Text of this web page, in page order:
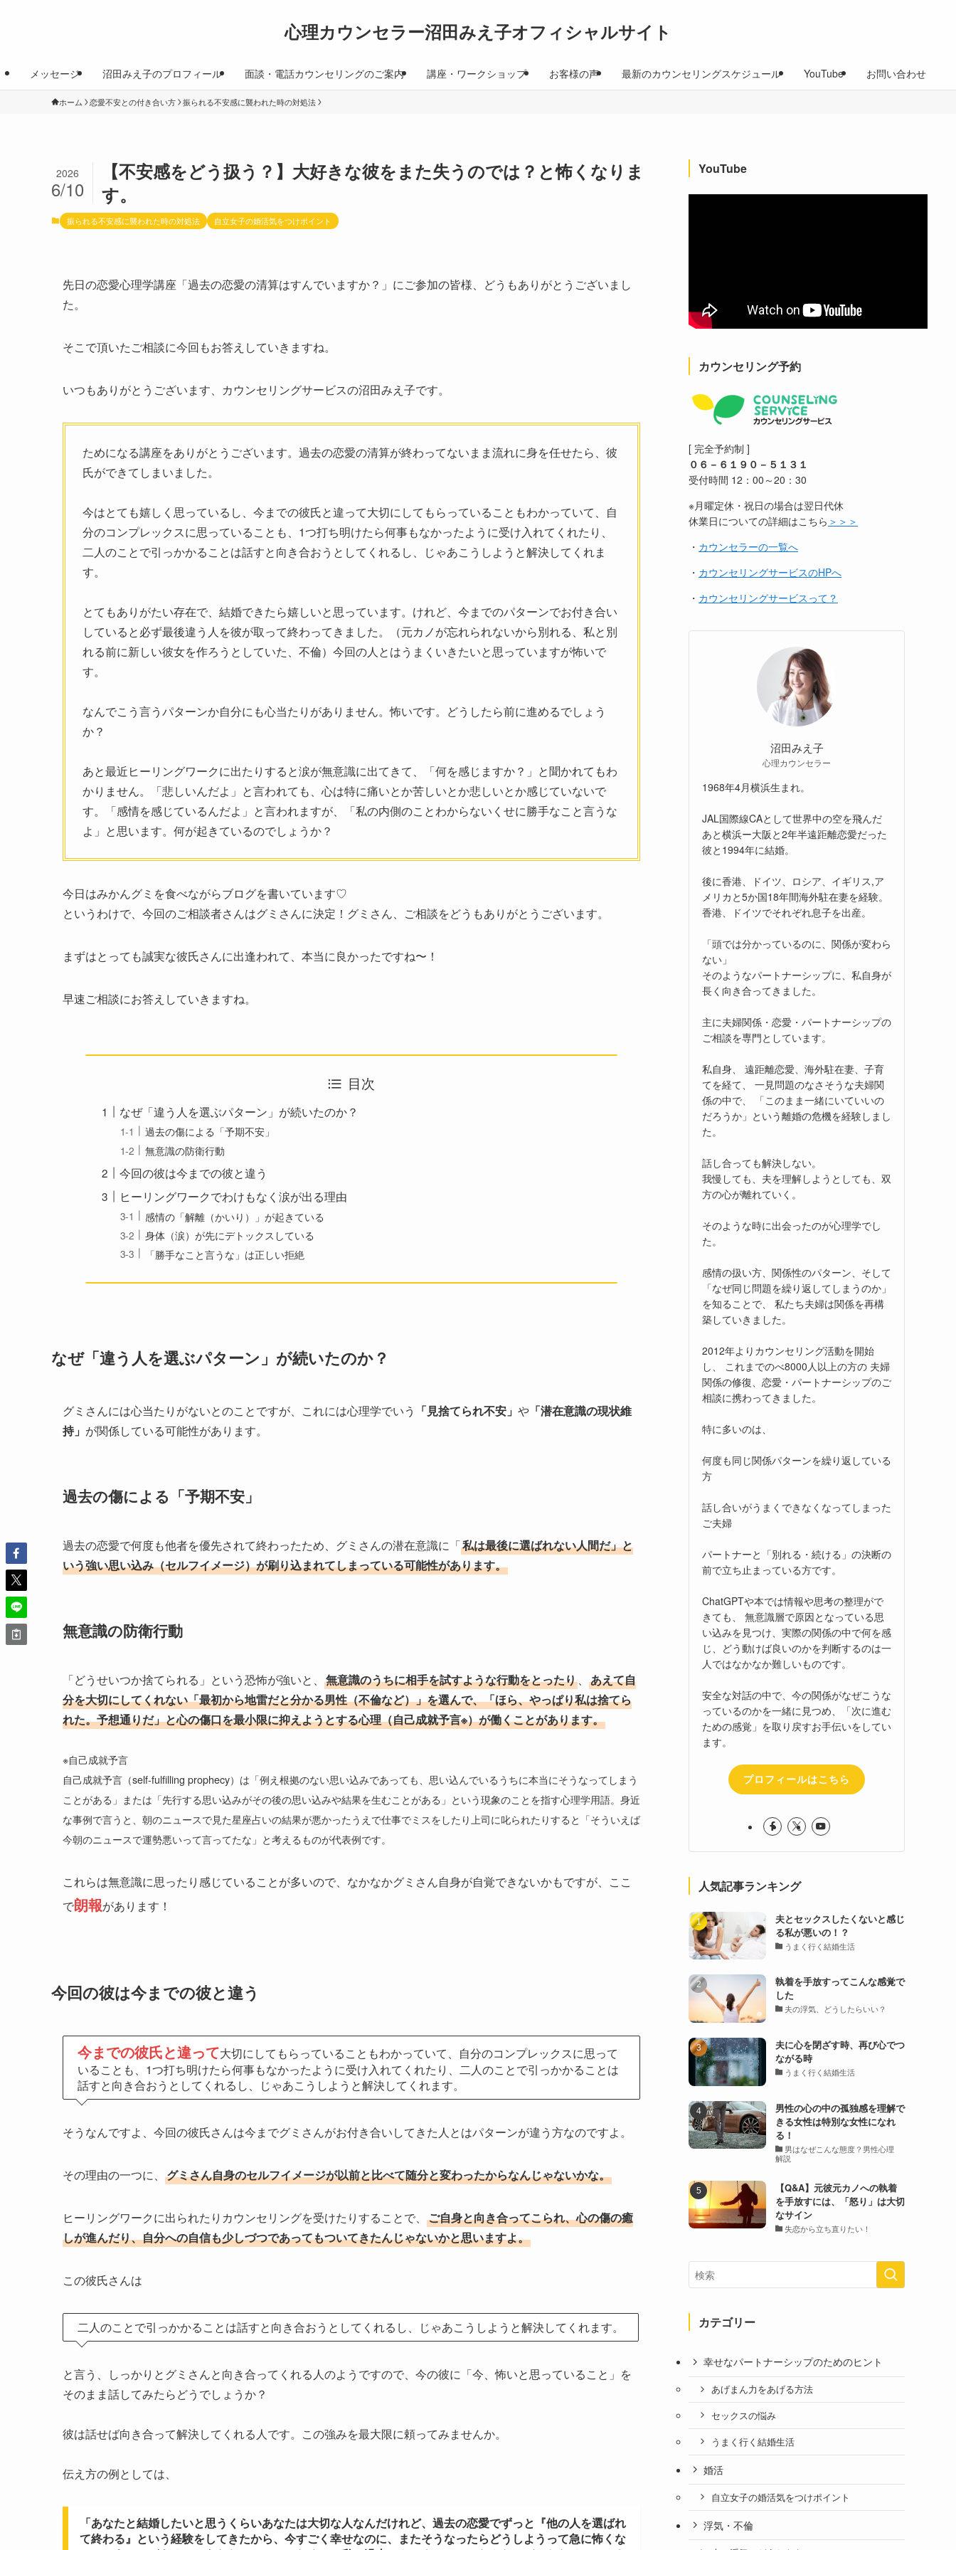
心理カウンセラー沼田みえ子オフィシャルサイト
メッセージ 沼田みえ子のプロフィール 面談・電話カウンセリングのご案内 講座・ワークショップ お客様の声 最新のカウンセリングスケジュール YouTube お問い合わせ
ホーム 恋愛不安との付き合い方 振られる不安感に襲われた時の対処法
【不安感をどう扱う？】大好きな彼をまた失うのでは？と怖くなりま
す。
2026
6/10
振られる不安感に襲われた時の対処法 自立女子の婚活気をつけポイント
先日の恋愛心理学講座「過去の恋愛の清算はすんでいますか？」にご参加の皆様、どうもありがとうございまし
た。
そこで頂いたご相談に今回もお答えしていきますね。
いつもありがとうございます、カウンセリングサービスの沼田みえ子です。
ためになる講座をありがとうございます。過去の恋愛の清算が終わってないまま流れに身を任せたら、彼
氏ができてしまいました。
今はとても嬉しく思っているし、今までの彼氏と違って大切にしてもらっていることもわかっていて、自
分のコンプレックスに思っていることも、1つ打ち明けたら何事もなかったように受け入れてくれたり、
二人のことで引っかかることは話すと向き合おうとしてくれるし、じゃあこうしようと解決してくれま
す。
とてもありがたい存在で、結婚できたら嬉しいと思っています。けれど、今までのパターンでお付き合い
していると必ず最後違う人を彼が取って終わってきました。（元カノが忘れられないから別れる、私と別
れる前に新しい彼女を作ろうとしていた、不倫）今回の人とはうまくいきたいと思っていますが怖いで
す。
なんでこう言うパターンか自分にも心当たりがありません。怖いです。どうしたら前に進めるでしょう
か？
あと最近ヒーリングワークに出たりすると涙が無意識に出てきて、「何を感じますか？」と聞かれてもわ
かりません。「悲しいんだよ」と言われても、心は特に痛いとか苦しいとか悲しいとか感じていないで
す。「感情を感じているんだよ」と言われますが、「私の内側のことわからないくせに勝手なこと言うな
よ」と思います。何が起きているのでしょうか？
今日はみかんグミを食べながらブログを書いています♡
というわけで、今回のご相談者さんはグミさんに決定！グミさん、ご相談をどうもありがとうございます。
まずはとっても誠実な彼氏さんに出逢われて、本当に良かったですね〜！
早速ご相談にお答えしていきますね。
目次
なぜ「違う人を選ぶパターン」が続いたのか？
過去の傷による「予期不安」
無意識の防衛行動
今回の彼は今までの彼と違う
ヒーリングワークでわけもなく涙が出る理由
感情の「解離（かいり）」が起きている
身体（涙）が先にデトックスしている
「勝手なこと言うな」は正しい拒絶
なぜ「違う人を選ぶパターン」が続いたのか？
グミさんには心当たりがないとのことですが、これには心理学でいう 「見捨てられ不安」 や 「潜在意識の現状維
持」 が関係している可能性があります。
過去の傷による「予期不安」
過去の恋愛で何度も他者を優先されて終わったため、グミさんの潜在意識に「私は最後に選ばれない人間だ」と
いう強い思い込み（セルフイメージ）が刷り込まれてしまっている可能性があります。
無意識の防衛行動
「どうせいつか捨てられる」という恐怖が強いと、 無意識のうちに相手を試すような行動をとったり、 あえて自
分を大切にしてくれない「最初から地雷だと分かる男性（不倫など）」を選んで、「ほら、やっぱり私は捨てら
れた。予想通りだ」と心の傷口を最小限に抑えようとする心理（自己成就予言※）が働くことがあります。
※自己成就予言
自己成就予言（self-fulfilling prophecy）は「例え根拠のない思い込みであっても、思い込んでいるうちに本当にそうなってしまう
ことがある」または「先行する思い込みがその後の思い込みや結果を生むことがある」という現象のことを指す心理学用語。身近
な事例で言うと、朝のニュースで見た星座占いの結果が悪かったうえで仕事でミスをしたり上司に叱られたりすると「そういえば
今朝のニュースで運勢悪いって言ってたな」と考えるものが代表例です。
これらは無意識に思ったり感じていることが多いので、なかなかグミさん自身が自覚できないかもですが、ここ
で朗報があります！
今回の彼は今までの彼と違う
今までの彼氏と違って大切にしてもらっていることもわかっていて、自分のコンプレックスに思って
いることも、1つ打ち明けたら何事もなかったように受け入れてくれたり、二人のことで引っかかることは
話すと向き合おうとしてくれるし、じゃあこうしようと解決してくれます。
そうなんですよ、今回の彼氏さんは今までグミさんがお付き合いしてきた人とはパターンが違う方なのですよ。
その理由の一つに、 グミさん自身のセルフイメージが以前と比べて随分と変わったからなんじゃないかな。
ヒーリングワークに出られたりカウンセリングを受けたりすることで、 ご自身と向き合ってこられ、心の傷の癒
しが進んだり、自分への自信も少しづつであってもついてきたんじゃないかと思いますよ。
この彼氏さんは
二人のことで引っかかることは話すと向き合おうとしてくれるし、じゃあこうしようと解決してくれます。
と言う、しっかりとグミさんと向き合ってくれる人のようですので、今の彼に「今、怖いと思っていること」を
そのまま話してみたらどうでしょうか？
彼は話せば向き合って解決してくれる人です。この強みを最大限に頼ってみませんか。
伝え方の例としては、
「あなたと結婚したいと思うくらいあなたは大切な人なんだけれど、過去の恋愛でずっと『他の人を選ばれ
て終わる』という経験をしてきたから、今すごく幸せなのに、またそうなったらどうしようって急に怖くな
YouTube
カウンセリング予約
[ 完全予約制 ]
０６－６１９０－５１３１
受付時間 12：00～20：30
※月曜定休・祝日の場合は翌日代休
休業日についての詳細はこちら ＞＞＞
・ カウンセラーの一覧へ
・ カウンセリングサービスのHPへ
・ カウンセリングサービスって？
沼田みえ子
心理カウンセラー
1968年4月横浜生まれ。
JAL国際線CAとして世界中の空を飛んだ
あと横浜ー大阪と2年半遠距離恋愛だった
彼と1994年に結婚。
後に香港、ドイツ、ロシア、イギリス,ア
メリカと5か国18年間海外駐在妻を経験。
香港、ドイツでそれぞれ息子を出産。
「頭では分かっているのに、関係が変わら
ない」
そのようなパートナーシップに、私自身が
長く向き合ってきました。
主に夫婦関係・恋愛・パートナーシップの
ご相談を専門としています。
私自身、 遠距離恋愛、海外駐在妻、子育
てを経て、 一見問題のなさそうな夫婦関
係の中で、 「このまま一緒にいていいの
だろうか」という離婚の危機を経験しまし
た。
話し合っても解決しない。
我慢しても、夫を理解しようとしても、双
方の心が離れていく。
そのような時に出会ったのが心理学でし
た。
感情の扱い方、関係性のパターン、そして
「なぜ同じ問題を繰り返してしまうのか」
を知ることで、 私たち夫婦は関係を再構
築していきました。
2012年よりカウンセリング活動を開始
し、 これまでのべ8000人以上の方の 夫婦
関係の修復、恋愛・パートナーシップのご
相談に携わってきました。
特に多いのは、
何度も同じ関係パターンを繰り返している
方
話し合いがうまくできなくなってしまった
ご夫婦
パートナーと「別れる・続ける」の決断の
前で立ち止まっている方です。
ChatGPTや本では情報や思考の整理がで
きても、 無意識層で原因となっている思
い込みを見つけ、実際の関係の中で何を感
じ、どう動けば良いのかを判断するのは一
人ではなかなか難しいものです。
安全な対話の中で、今の関係がなぜこうな
っているのかを一緒に見つめ、「次に進む
ための感覚」を取り戻すお手伝いをしてい
ます。
プロフィールはこちら
人気記事ランキング
夫とセックスしたくないと感じ
る私が悪いの！？
うまく行く結婚生活
執着を手放すってこんな感覚で
した
夫の浮気、どうしたらいい？
夫に心を閉ざす時、再び心でつ
ながる時
うまく行く結婚生活
男性の心の中の孤独感を理解で
きる女性は特別な女性になれ
る！
男はなぜこんな態度？男性心理
解説
【Q&A】元彼元カノへの執着
を手放すには、「怒り」は大切
なサイン
失恋から立ち直りたい！
カテゴリー
幸せなパートナーシップのためのヒント
あげまん力をあげる方法
セックスの悩み
うまく行く結婚生活
婚活
自立女子の婚活気をつけポイント
浮気・不倫